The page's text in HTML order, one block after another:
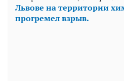
Львове на территории
прогремел взрыв.